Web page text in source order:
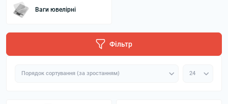
Ваги ювелірні
Фільтр